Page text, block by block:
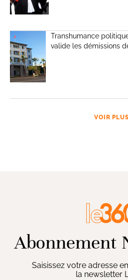
Transhumance
valide les démissions
VOIR PLUS
Abonnement
Saisissez votre adresse
la newsletter